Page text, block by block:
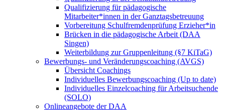
Qualifizierung für pädagogische
Mitarbeiter*innen in der Ganztagsbetreuung
Vorbereitung Schulfremdenprüfung Erzieher*in
Brücken in die pädagogische Arbeit (DAA
Singen)
Weiterbildung zur Gruppenleitung (§7 KiTaG)
Bewerbungs- und Veränderungscoaching (AVGS)
Übersicht Coachings
Individuelles Bewerbungscoaching (Up to date)
Individuelles Einzelcoaching für Arbeitsuchende
(SOLO)
Onlineangebote der DAA